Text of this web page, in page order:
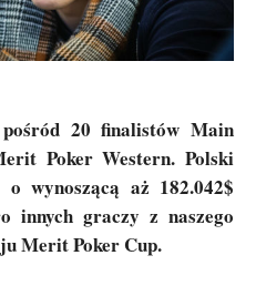
20 finalistów Main
Poker Western. Polski
wynoszącą aż 182.042$
innych graczy z naszego
Merit Poker Cup.